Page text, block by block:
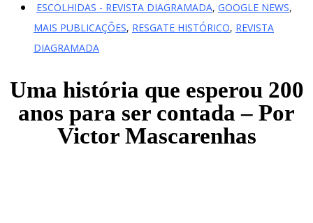
ESCOLHIDAS - REVISTA DIAGRAMADA, GOOGLE NEWS,
MAIS PUBLICAÇÕES, RESGATE HISTÓRICO, REVISTA
DIAGRAMADA
Uma história que esperou 200
anos para ser contada – Por
Victor Mascarenhas